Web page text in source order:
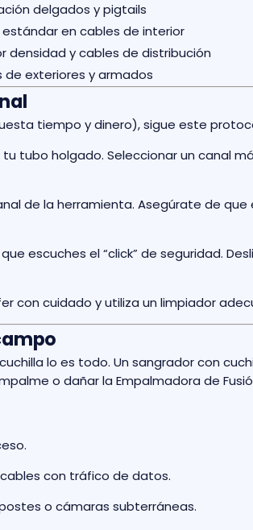
delgados y pigtails
en cables de interior
densidad y cables de distribución
de exteriores y armados
tiempo y dinero), sigue este
tubo holgado. Seleccionar un canal
de la herramienta. Asegúrate de
escuches el “click” de seguridad.
con cuidado y utiliza un limpiador
lo es todo. Un sangrador con
o dañar la Empalmadora de
con tráfico de datos.
o cámaras subterráneas.